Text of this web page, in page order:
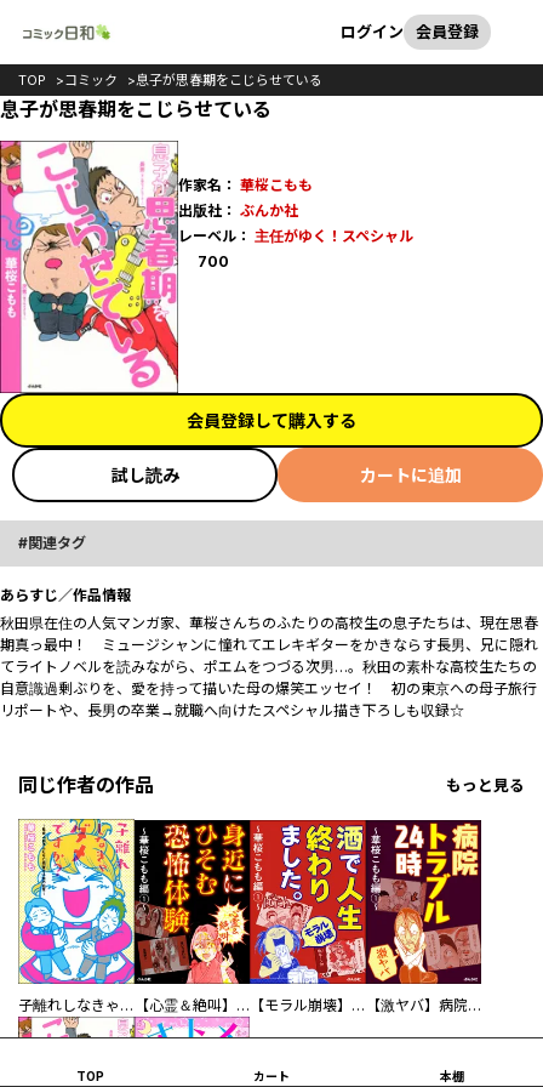
ログイン 会員登録カート
TOP コミック 息子が思春期をこじらせている
息子が思春期をこじらせている
作家名： 華桜こもも
出版社： ぶんか社
レーベル： 主任がゆく！スペシャル
700
ポイント
会員登録して購入する
試し読み カートに追加
関連タグ
あらすじ／作品情報
秋田県在住の人気マンガ家、華桜さんちのふたりの高校生の息子たちは、現在思春
期真っ最中！ ミュージシャンに憧れてエレキギターをかきならす長男、兄に隠れ
てライトノベルを読みながら、ポエムをつづる次男…。秋田の素朴な高校生たちの
自意識過剰ぶりを、愛を持って描いた母の爆笑エッセイ！ 初の東京への母子旅行
リポートや、長男の卒業→就職へ向けたスペシャル描き下ろしも収録☆
同じ作者の作品 もっと見る
子離れしなきゃダメですか？～社会人息子ふたりに依存する母の日常～ 【心霊＆絶叫】身近にひそむ恐怖体験～華桜こもも編～ 【モラル崩壊】酒で人生終わりました。～華桜こもも編～ 【激ヤバ】病院トラブル24時～華桜こもも編～
TOP カート 本棚